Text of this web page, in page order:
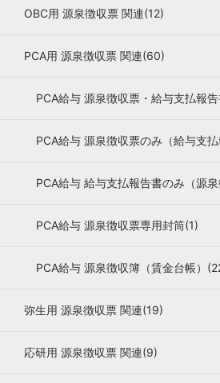
OBC用 源泉徴収票 関連(12)
PCA用 源泉徴収票 関連(60)
PCA給与 源泉徴収票・給与支払報
PCA給与 源泉徴収票のみ（給与支
PCA給与 給与支払報告書のみ（源
PCA給与 源泉徴収票専用封筒(1)
PCA給与 源泉徴収簿（賃金台帳）
弥生用 源泉徴収票 関連(19)
応研用 源泉徴収票 関連(9)